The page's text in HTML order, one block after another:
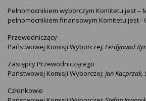
Pełnomocnikiem wyborczym Komitetu jest –
pełnomocnikiem finansowym Komitetu jest -
Przewodniczący
Państwowej Komisji Wyborczej: Ferdynand
Zastępcy Przewodniczącego
Państwowej Komisji Wyborczej: Jan Kacprzak,
Członkowie